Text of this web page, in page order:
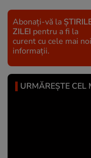
Abonați-vă la
ZILEI pentru a fi la
curent cu cele mai noi
informații.
URMĂREȘTE CEL